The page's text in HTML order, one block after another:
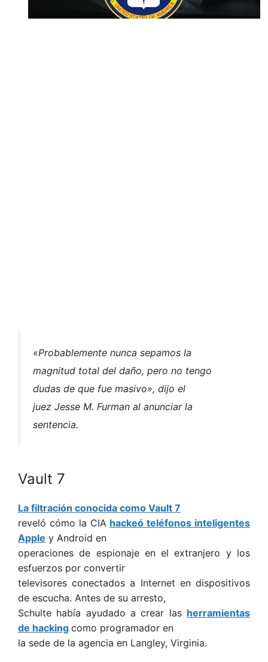
«Probablemente nunca sepamos la
magnitud total del daño, pero no tengo
dudas de que fue masivo», dijo el
juez Jesse M. Furman al anunciar la
sentencia.
Vault 7
La filtración conocida como Vault 7
reveló cómo la CIA hackeó teléfonos inteligentes
Apple y Android en
operaciones de espionaje en el extranjero y los
esfuerzos por convertir
televisores conectados a Internet en dispositivos
de escucha. Antes de su arresto,
Schulte había ayudado a crear las herramientas
de hacking como programador en
la sede de la agencia en Langley, Virginia.